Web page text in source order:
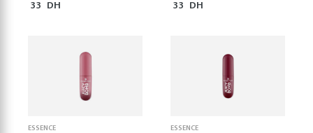
33 DH 33 DH
ESSENCE ESSENCE